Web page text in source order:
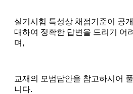
실기시험 특성상 채점기준이 공
대하여 정확한 답변을 드리기 어
며,
교재의 모범답안을 참고하시어
니다.